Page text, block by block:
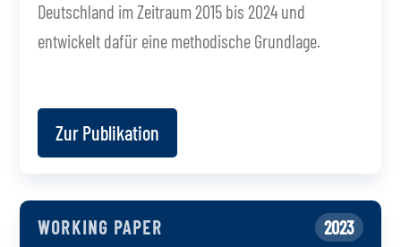
Deutschland im Zeitraum 2015 bis 2024 und
entwickelt dafür eine methodische Grundlage.
Zur Publikation
WORKING PAPER 2023